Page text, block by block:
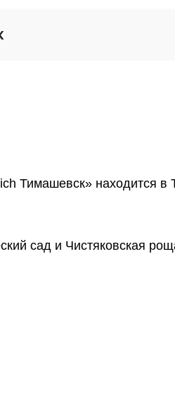
Тимашевск» находится в
сад и Чистяковская